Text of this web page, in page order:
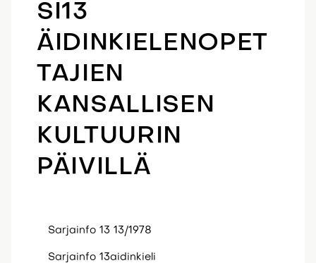
SI13
ÄIDINKIELENOPET
TAJIEN
KANSALLISEN
KULTUURIN
PÄIVILLÄ
Sarjainfo 13 13/1978
Sarjainfo 13aidinkieli